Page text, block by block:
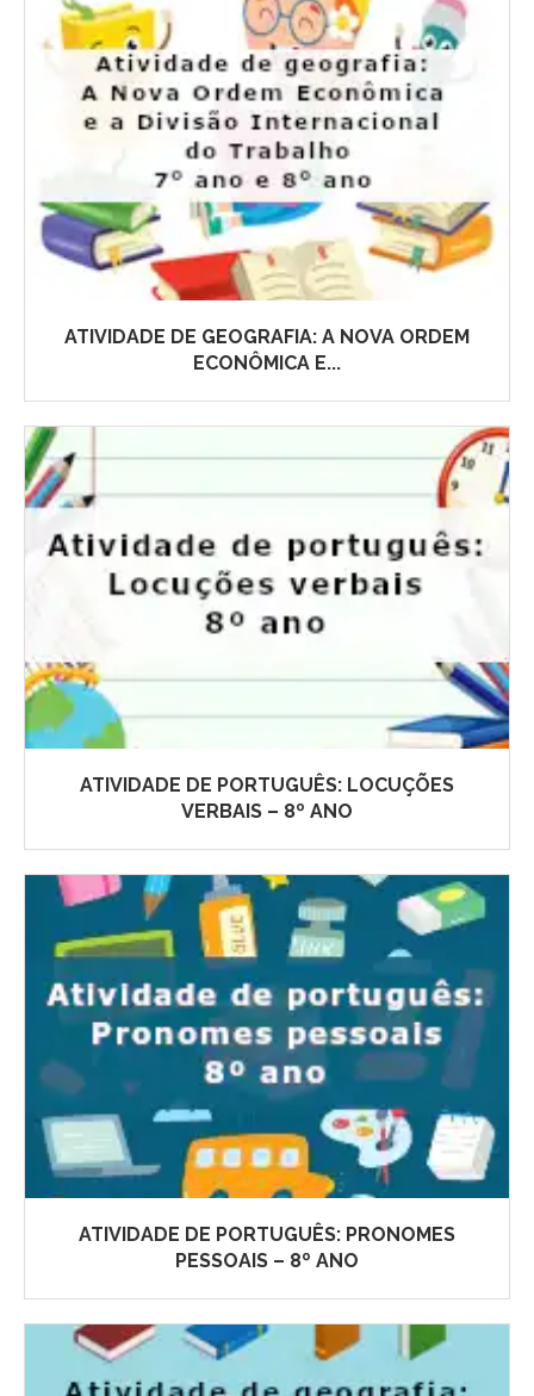
ATIVIDADE DE GEOGRAFIA: A NOVA ORDEM
ECONÔMICA E...
ATIVIDADE DE PORTUGUÊS: LOCUÇÕES
VERBAIS – 8º ANO
ATIVIDADE DE PORTUGUÊS: PRONOMES
PESSOAIS – 8º ANO